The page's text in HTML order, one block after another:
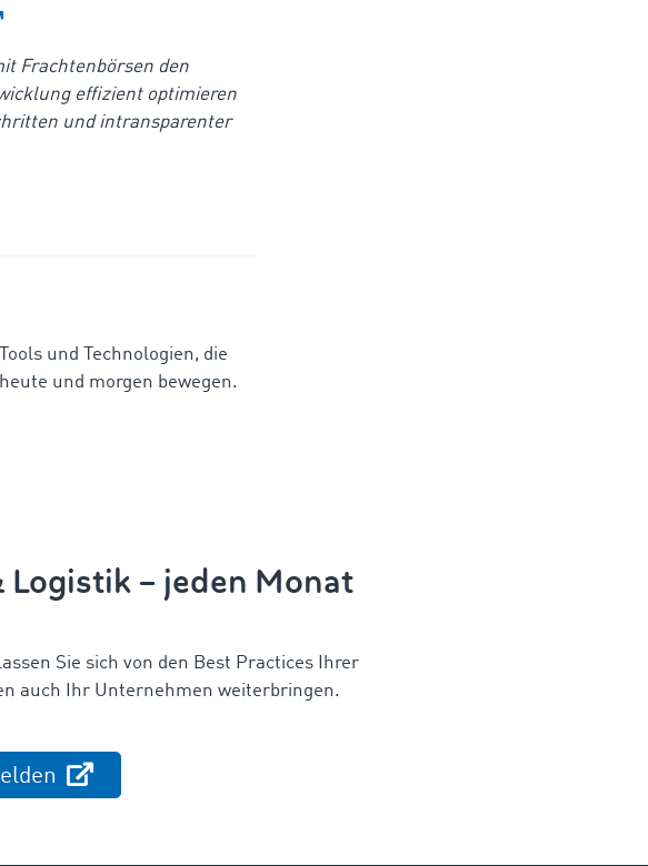
Frachtenbörsen den
effizient optimieren
und intransparenter
und Technologien, die
und morgen bewegen.
– jeden Monat
Sie sich von den Best Practices Ihrer
auch Ihr Unternehmen weiterbringen.